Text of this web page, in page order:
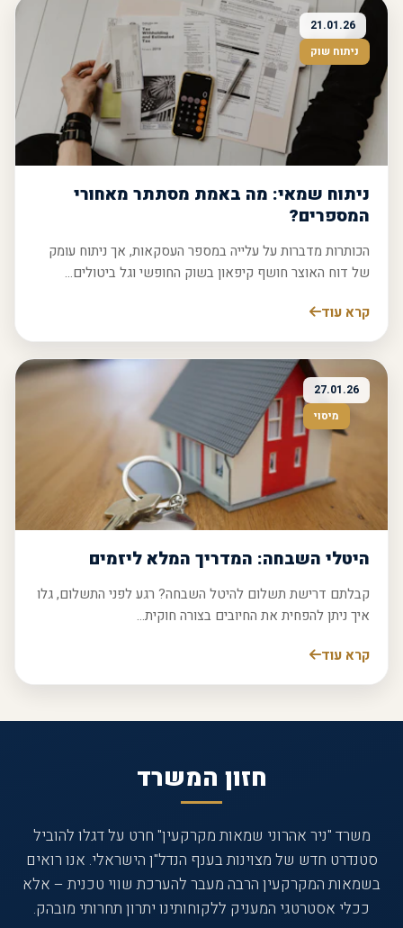
21.01.26
ניתוח שוק
ניתוח שמאי: מה באמת מסתתר מאחורי
המספרים?
הכותרות מדברות על עלייה במספר העסקאות, אך ניתוח עומק
של דוח האוצר חושף קיפאון בשוק החופשי וגל ביטולים...
קרא עוד
27.01.26
מיסוי
היטלי השבחה: המדריך המלא ליזמים
קבלתם דרישת תשלום להיטל השבחה? רגע לפני התשלום, גלו
איך ניתן להפחית את החיובים בצורה חוקית...
קרא עוד
חזון המשרד
משרד "ניר אהרוני שמאות מקרקעין" חרט על דגלו להוביל
סטנדרט חדש של מצוינות בענף הנדל"ן הישראלי. אנו רואים
בשמאות המקרקעין הרבה מעבר להערכת שווי טכנית – אלא
ככלי אסטרטגי המעניק ללקוחותינו יתרון תחרותי מובהק.